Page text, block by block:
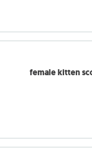
female kitten